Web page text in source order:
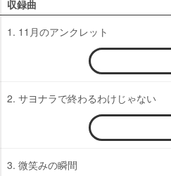
収録曲
1. 11月のアンクレット
2. サヨナラで終わるわけじゃない
3. 微笑みの瞬間